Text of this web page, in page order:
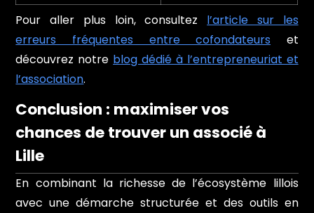
Pour aller plus loin, consultez l’article sur les
erreurs fréquentes entre cofondateurs et
découvrez notre blog dédié à l’entrepreneuriat et
l’association.
Conclusion : maximiser vos
chances de trouver un associé à
Lille
En combinant la richesse de l’écosystème lillois
avec une démarche structurée et des outils en